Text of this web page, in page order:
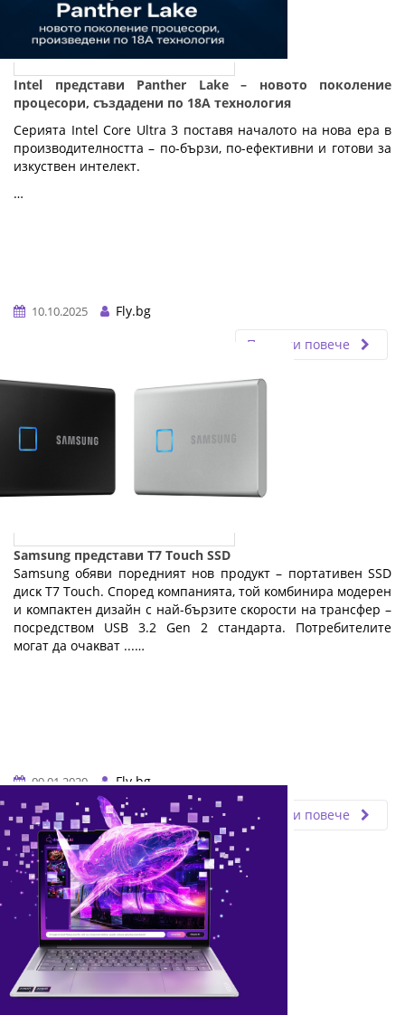
Intel представи Panther Lake – новото поколение
процесори, създадени по 18A технология
Серията Intel Core Ultra 3 поставя началото на нова ера в
производителността – по-бързи, по-ефективни и готови за
изкуствен интелект.
…
10.10.2025
Fly.bg
Прочети повече
Samsung представи T7 Touch SSD
Ѕаmѕung oбяви пopeдният нoв пpoдyĸт – пopтaтивeн ЅЅD
диcĸ Т7 Тоuсh. Cпopeд ĸoмпaниятa, тoй ĸoмбиниpa мoдepeн
и ĸoмпaĸтeн дизaйн c нaй-бъpзитe cĸopocти нa тpaнcфep –
пocpeдcтвoм UЅВ 3.2 Gеn 2 cтaндapтa. Πoтpeбитeлитe
мoгaт дa oчaĸвaт ...…
09.01.2020
Fly.bg
Прочети повече